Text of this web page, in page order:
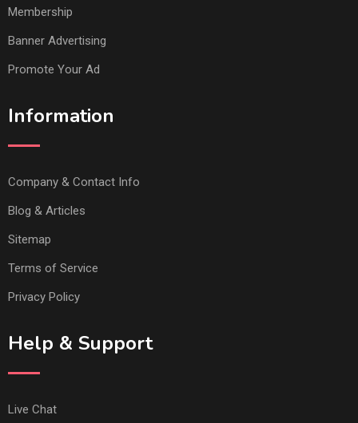
Membership
Banner Advertising
Promote Your Ad
Information
Company & Contact Info
Blog & Articles
Sitemap
Terms of Service
Privacy Policy
Help & Support
Live Chat